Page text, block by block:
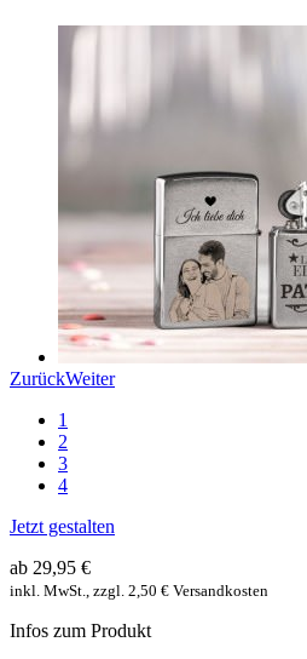
ZurückWeiter
1
2
3
4
Jetzt gestalten
ab 29,95 €
inkl. MwSt., zzgl. 2,50 € Versandkosten
Infos zum Produkt